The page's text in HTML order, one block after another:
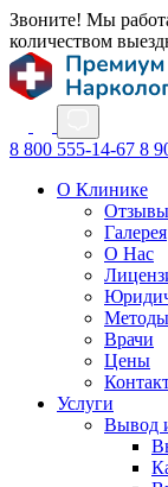
Звоните! Мы
количеством
8 800 555-14-67 8
О Клинике
Отзывы
Галерея
О Нас
Врачи
Цены
Услуги
Вывод